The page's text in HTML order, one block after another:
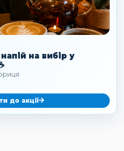
на вибір у
до акції